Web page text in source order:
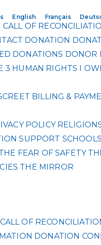
CALL OF
DONATION
DONATIONS DONOR
3 HUMAN RIGHTS I
BILLING &
POLICY
SUPPORT
FEAR OF SAFETY
THE MIRROR
CALL OF
DONATION
English Français